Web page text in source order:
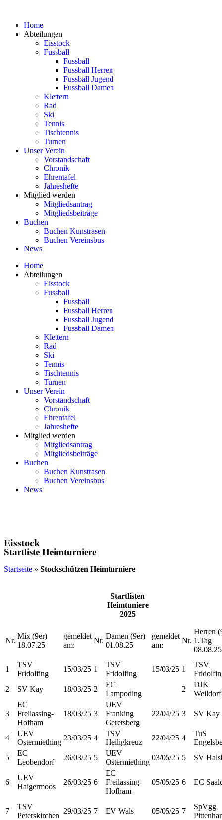
Home
Abteilungen
Eisstock
Fussball
Fussball
Fussball Herren
Fussball Jugend
Fussball Damen
Klettern
Rad
Ski
Tennis
Tischtennis
Turnen
Unser Verein
Vorstandschaft
Chronik
Ehrentafel
Jahreshefte
Mitglied werden
Mitgliedsantrag
Mitgliedsbeiträge
Buchen
Buchen Kunstrasen
Buchen Vereinsbus
News
Home
Abteilungen
Eisstock
Fussball
Fussball
Fussball Herren
Fussball Jugend
Fussball Damen
Klettern
Rad
Ski
Tennis
Tischtennis
Turnen
Unser Verein
Vorstandschaft
Chronik
Ehrentafel
Jahreshefte
Mitglied werden
Mitgliedsantrag
Mitgliedsbeiträge
Buchen
Buchen Kunstrasen
Buchen Vereinsbus
News
Eisstock
Startliste Heimturniere
Startseite » Stockschützen Heimturniere
Startlisten
Heimtuniere
2025
Nr.
Mix (9er)
18.07.25
gemeldet
am:
Nr.
Damen (9er)
01.08.25
gemeldet
am:
Nr.
Herren
1.Tag
08.08.25
1
TSV
Fridolfing
15/03/25 1
TSV
Fridolfing
15/03/25 1
TSV
2
SV Kay 18/03/25 2
EC
Lampoding
2
DJK
Weildorf
3
EC
Freilassing-
Hofham
18/03/25 3
UEV
Franking
Geretsberg
22/04/25 3 SV Kay
4
UEV
Ostermiething
23/03/25 4
TSV
Heiligkreuz
22/04/25 4
TuS
5
EC
Leobendorf
26/03/25 5
UEV
Ostermiething
03/05/25 5 SV
6
UEV
Haigermoos
26/03/25 6
EC
Freilassing-
Hofham
05/05/25 6 EC
7
TSV
Peterskirchen
29/03/25 7 EV Wals 05/05/25 7
SpVgg